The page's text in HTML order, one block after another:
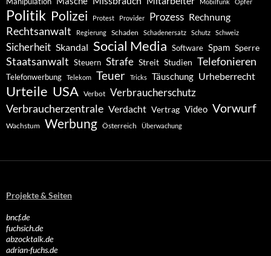
Mobilfunk Opfer
Politik Polizei Protest Provider Prozess Rechnung
Rechtsanwalt Regierung Schaden Schadenersatz Schutz Schweiz
Sicherheit Skandal Social Media Software Spam Sperre
Staatsanwalt Steuern Strafe Streit Studien Telefonieren
Telefonwerbung Telekom Teuer Tricks Täuschung Urheberrecht
Urteile USA Verbot Verbraucherschutz
Verbraucherzentrale Verdacht Vertrag Video Vorwurf
Wachstum Werbung Österreich Überwachung
Projekte & Seiten
bncf.de
fuchsich.de
abzocktalk.de
adrian-fuchs.de